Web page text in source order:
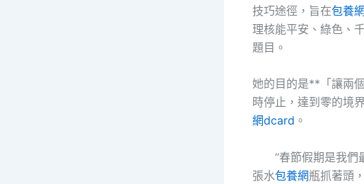
技巧途徑，旨在包養
理核能平安、綠色、
題目。
她的目的是**「讓兩
時停止，達到零的境界
網dcard 。
“春節假期是我們
張水包養網瓶抓著頭